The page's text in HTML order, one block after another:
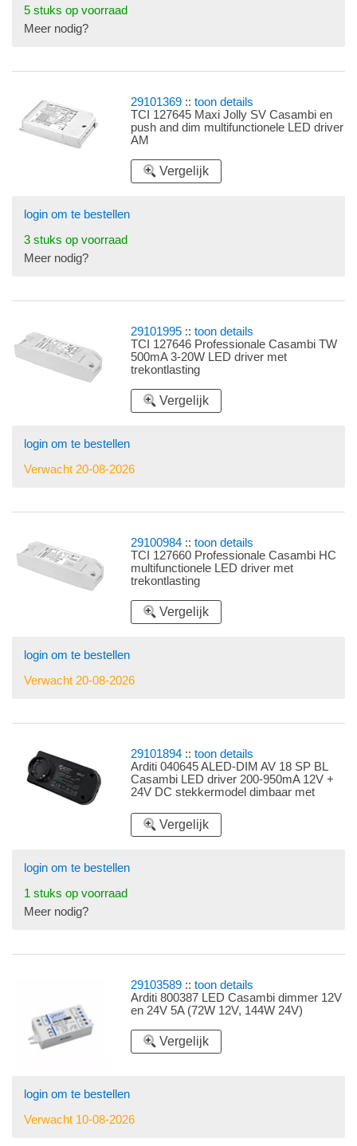
5 stuks op voorraad
Meer nodig?
29101369 ::toon details
TCI 127645 Maxi Jolly SV Casambi en
push and dim multifunctionele LED driver
AM
Vergelijk
login om te bestellen
3 stuks op voorraad
Meer nodig?
29101995 ::toon details
TCI 127646 Professionale Casambi TW
500mA 3-20W LED driver met
trekontlasting
Vergelijk
login om te bestellen
Verwacht 20-08-2026
29100984 ::toon details
TCI 127660 Professionale Casambi HC
multifunctionele LED driver met
trekontlasting
Vergelijk
login om te bestellen
Verwacht 20-08-2026
29101894 ::toon details
Arditi 040645 ALED-DIM AV 18 SP BL
Casambi LED driver 200-950mA 12V +
24V DC stekkermodel dimbaar met
accessoires
Vergelijk
login om te bestellen
1 stuks op voorraad
Meer nodig?
29103589 ::toon details
Arditi 800387 LED Casambi dimmer 12V
en 24V 5A (72W 12V, 144W 24V)
Vergelijk
login om te bestellen
Verwacht 10-08-2026